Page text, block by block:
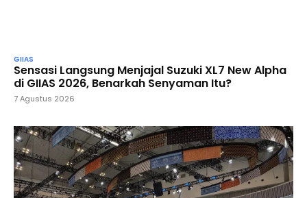
GIIAS
Sensasi Langsung Menjajal Suzuki XL7 New Alpha
di GIIAS 2026, Benarkah Senyaman Itu?
7 Agustus 2026